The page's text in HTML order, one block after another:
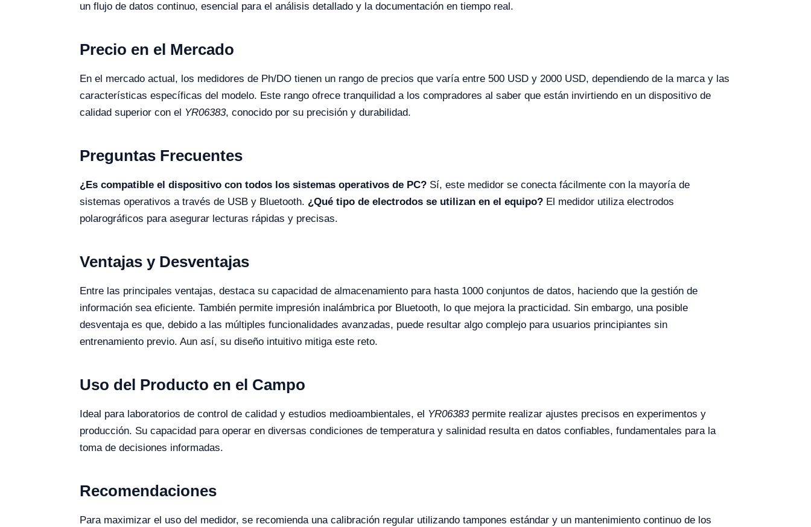
un flujo de datos continuo, esencial para el análisis detallado y la documentación en tiempo real.
Precio en el Mercado
En el mercado actual, los medidores de Ph/DO tienen un rango de precios que varía entre 500 USD y 2000 USD, dependiendo de la marca y las
características específicas del modelo. Este rango ofrece tranquilidad a los compradores al saber que están invirtiendo en un dispositivo de
calidad superior con el YR06383, conocido por su precisión y durabilidad.
Preguntas Frecuentes
¿Es compatible el dispositivo con todos los sistemas operativos de PC? Sí, este medidor se conecta fácilmente con la mayoría de
sistemas operativos a través de USB y Bluetooth. ¿Qué tipo de electrodos se utilizan en el equipo? El medidor utiliza electrodos
polarográficos para asegurar lecturas rápidas y precisas.
Ventajas y Desventajas
Entre las principales ventajas, destaca su capacidad de almacenamiento para hasta 1000 conjuntos de datos, haciendo que la gestión de
información sea eficiente. También permite impresión inalámbrica por Bluetooth, lo que mejora la practicidad. Sin embargo, una posible
desventaja es que, debido a las múltiples funcionalidades avanzadas, puede resultar algo complejo para usuarios principiantes sin
entrenamiento previo. Aun así, su diseño intuitivo mitiga este reto.
Uso del Producto en el Campo
Ideal para laboratorios de control de calidad y estudios medioambientales, el YR06383permite realizar ajustes precisos en experimentos y
producción. Su capacidad para operar en diversas condiciones de temperatura y salinidad resulta en datos confiables, fundamentales para la
toma de decisiones informadas.
Recomendaciones
Para maximizar el uso del medidor, se recomienda una calibración regular utilizando tampones estándar y un mantenimiento continuo de los